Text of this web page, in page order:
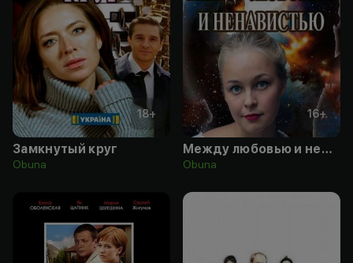
18+
Замкнутый круг
Obuna
16+
Между любовью и ненавистью
Obuna